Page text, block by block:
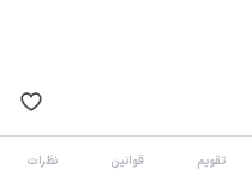
تقویم قوانین نظرات